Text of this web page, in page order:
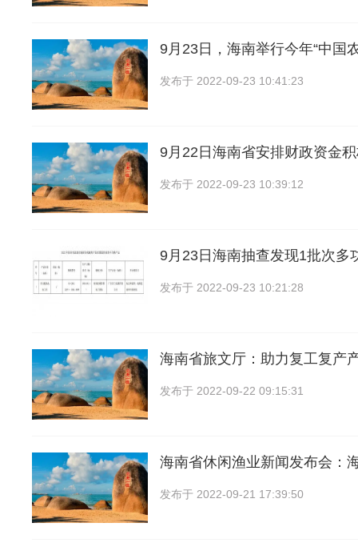
9月23日，海南举行今年“中国
发布于 2022-09-23 10:41:23
9月22日海南省安排财政资金
发布于 2022-09-23 10:39:12
9月23日海南抽查发现1批次多
发布于 2022-09-23 10:21:28
海南省旅文厅：助力复工复产
发布于 2022-09-22 09:15:31
海南省休闲渔业新闻发布会：
发布于 2022-09-21 17:39:50